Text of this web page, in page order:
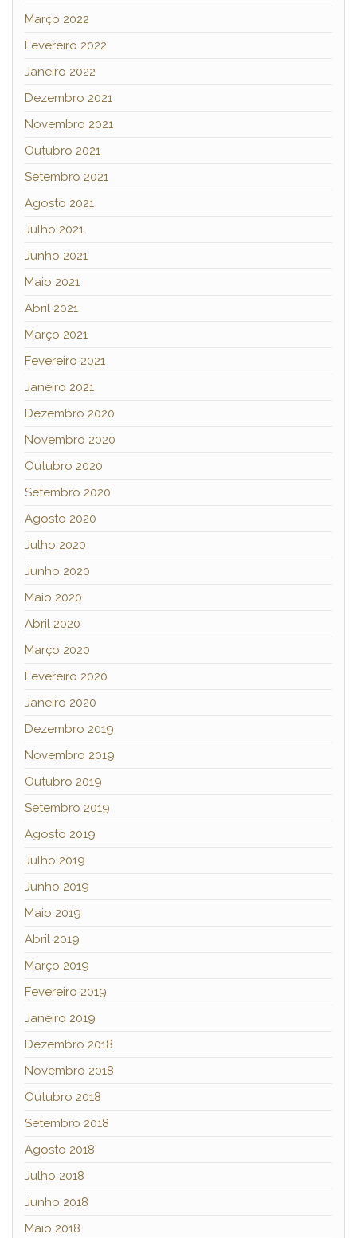
Março 2022
Fevereiro 2022
Janeiro 2022
Dezembro 2021
Novembro 2021
Outubro 2021
Setembro 2021
Agosto 2021
Julho 2021
Junho 2021
Maio 2021
Abril 2021
Março 2021
Fevereiro 2021
Janeiro 2021
Dezembro 2020
Novembro 2020
Outubro 2020
Setembro 2020
Agosto 2020
Julho 2020
Junho 2020
Maio 2020
Abril 2020
Março 2020
Fevereiro 2020
Janeiro 2020
Dezembro 2019
Novembro 2019
Outubro 2019
Setembro 2019
Agosto 2019
Julho 2019
Junho 2019
Maio 2019
Abril 2019
Março 2019
Fevereiro 2019
Janeiro 2019
Dezembro 2018
Novembro 2018
Outubro 2018
Setembro 2018
Agosto 2018
Julho 2018
Junho 2018
Maio 2018